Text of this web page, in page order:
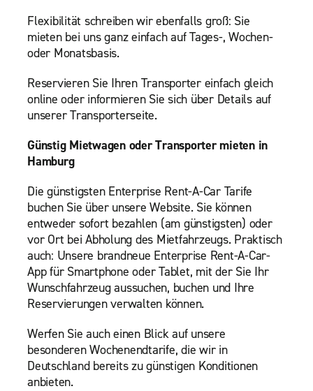
Flexibilität schreiben wir ebenfalls groß: Sie
mieten bei uns ganz einfach auf Tages-, Wochen-
oder Monatsbasis.
Reservieren Sie Ihren Transporter einfach gleich
online oder informieren Sie sich über Details auf
unserer Transporterseite.
Günstig Mietwagen oder Transporter mieten in
Hamburg
Die günstigsten Enterprise Rent-A-Car Tarife
buchen Sie über unsere Website. Sie können
entweder sofort bezahlen (am günstigsten) oder
vor Ort bei Abholung des Mietfahrzeugs. Praktisch
auch: Unsere brandneue Enterprise Rent-A-Car-
App für Smartphone oder Tablet, mit der Sie Ihr
Wunschfahrzeug aussuchen, buchen und Ihre
Reservierungen verwalten können.
Werfen Sie auch einen Blick auf unsere
besonderen Wochenendtarife, die wir in
Deutschland bereits zu günstigen Konditionen
anbieten.